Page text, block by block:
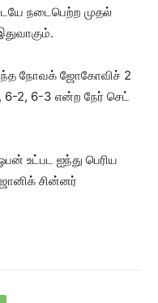
நடைபெற்ற முதல்
நோவக் ஜோகோவிச் 2
2, 6-3 என்ற நேர் செட்
உட்பட ஐந்து பெரிய
சின்னர்